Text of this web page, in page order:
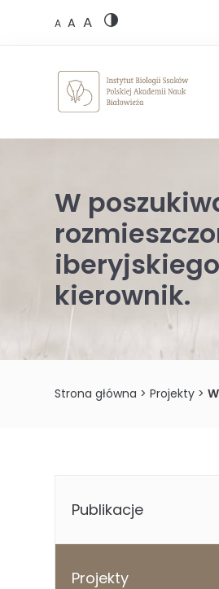
A A A
W
kierownik.
Strona główna >Projekty >W
Publikacje
Projekty